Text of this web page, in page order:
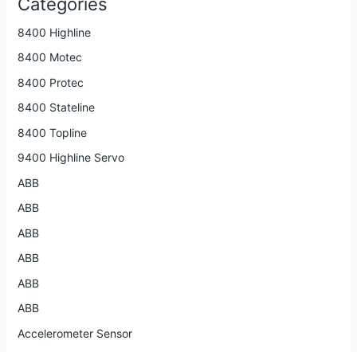
8400 Highline
8400 Motec
8400 Protec
8400 Stateline
8400 Topline
9400 Highline Servo
ABB
ABB
ABB
ABB
ABB
ABB
Accelerometer Sensor